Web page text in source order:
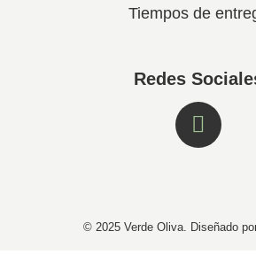
Tiempos de
Redes
© 2025 Verde Oliva. Diseñado